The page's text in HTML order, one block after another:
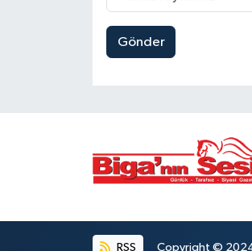
Gönder
RSS Copyright © 2024.